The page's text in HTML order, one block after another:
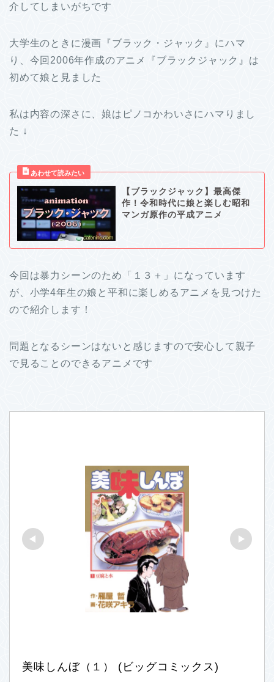
介してしまいがちです
大学生のときに漫画『ブラック・ジャック』にハマ
り、今回2006年作成のアニメ『ブラックジャック』は
初めて娘と見ました
私は内容の深さに、娘はピノコかわいさにハマりまし
た ↓
【ブラックジャック】最高傑
作！令和時代に娘と楽しむ昭和
マンガ原作の平成アニメ
今回は暴力シーンのため「１３＋」になっています
が、小学4年生の娘と平和に楽しめるアニメを見つけた
ので紹介します！
問題となるシーンはないと感じますので安心して親子
で見ることのできるアニメです
美味しんぼ（１） (ビッグコミックス)